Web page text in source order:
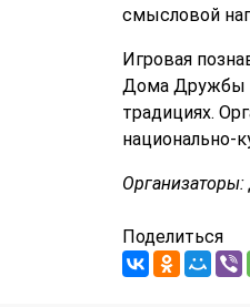
смысловой
Игровая
Дома Дружбы
традициях.
национально-
Поделиться